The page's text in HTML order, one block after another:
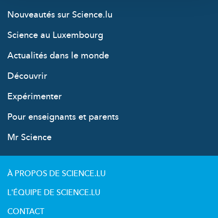
Nouveautés sur Science.lu
Science au Luxembourg
Actualités dans le monde
Découvrir
Expérimenter
Pour enseignants et parents
Mr Science
À PROPOS DE SCIENCE.LU
L'ÉQUIPE DE SCIENCE.LU
CONTACT